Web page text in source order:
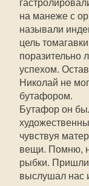
на манеже с
называли
цель
поразительно
успехом.
Николай не
бутафором.
Бутафор он
чувствуя
вещи. Помню,
рыбки.
выслушал нас